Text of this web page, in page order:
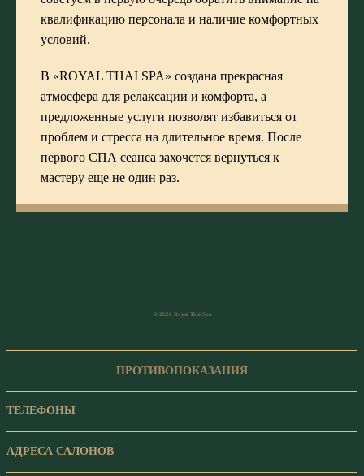
квалификацию персонала и наличие комфортных
условий.
В «ROYAL THAI SPA» создана прекрасная
атмосфера для релаксации и комфорта, а
предложенные услуги позволят избавиться от
проблем и стресса на длительное время. После
первого СПА сеанса захочется вернуться к
мастеру еще не один раз.
© 2026 Royal Thai Spa
ПРОТИВОПОКАЗАНИЯ
ТЕЛЕФОНЫ
АДРЕСА САЛОНОВ